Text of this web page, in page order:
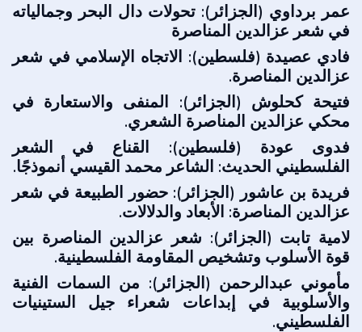
عمر برداوي (الجزائر): تحولات دال البحر وجمالياته
في شعر عزالدين المناصرة
فادي عصيدة (فلسطين): الاتجاه الإسلامي في شعر
عزالدين المناصرة.
فتيحة كحلوش (الجزائر): المنفى والاستعارة في
محكي عزالدين المناصرة الشعري.
فدوى عودة (فلسطين): القناع في الشعر
الفلسطيني الحديث: الشاعر محمد القيسي أنموذجًا.
فريدة بن عاشور (الجزائر): حضور الطبيعة في شعر
عزالدين المناصرة: الأبعاد والدلالات.
لامية تابت (الجزائر): شعر عزالدين المناصرة بين
قوة الأسلوب وتشخيص المقاومة الفلسطينية.
مأموني عبدالرحمن (الجزائر): من السمات الفنية
والأسلوبية في إبداعات شعراء جيل الستينيات
الفلسطيني.